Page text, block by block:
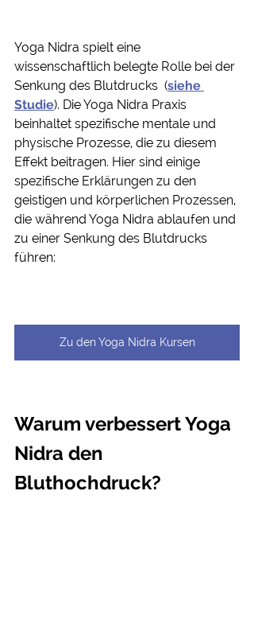
Yoga Nidra spielt eine
wissenschaftlich belegte Rolle bei der
Senkung des Blutdrucks  (siehe
Studie). Die Yoga Nidra Praxis
beinhaltet spezifische mentale und
physische Prozesse, die zu diesem
Effekt beitragen. Hier sind einige
spezifische Erklärungen zu den
geistigen und körperlichen Prozessen,
die während Yoga Nidra ablaufen und
zu einer Senkung des Blutdrucks
führen:
Zu den Yoga Nidra Kursen
Warum verbessert Yoga
Nidra den
Bluthochdruck?